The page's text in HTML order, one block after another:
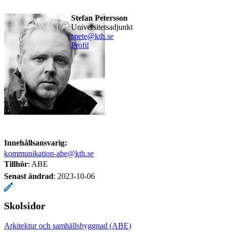
Stefan Petersson
universitetsadjunkt
spete@kth.se
Profil
Innehållsansvarig:
kommunikation-abe@kth.se
Tillhör: ABE
Senast ändrad: 2023-10-06
Skolsidor
Arkitektur och samhällsbyggnad (ABE)